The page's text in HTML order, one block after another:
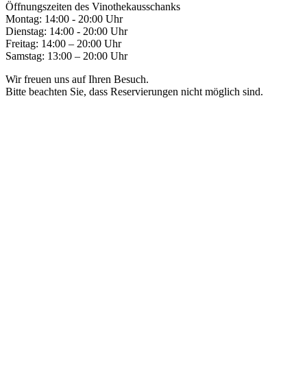
Öffnungszeiten des Vinothekausschanks
Montag: 14:00 - 20:00 Uhr
Dienstag: 14:00 - 20:00 Uhr
Freitag: 14:00 – 20:00 Uhr
Samstag: 13:00 – 20:00 Uhr
Wir freuen uns auf Ihren Besuch.
Bitte beachten Sie, dass Reservierungen nicht möglich sind.